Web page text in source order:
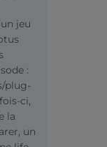
jeu
:
plug-
ci,
la
un